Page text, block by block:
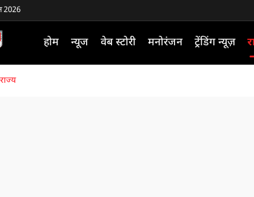
2026
होम न्यूज वेब स्टोरी मनोरंजन ट्रेंडिंग न्यूज़
राज्य